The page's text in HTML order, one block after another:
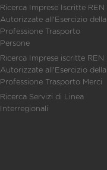
Ricerca Imprese Iscritte REN
Autorizzate all'Esercizio della
Professione Trasporto
Persone
Ricerca Imprese iscritte REN
Autorizzate all'Esercizio della
Professione Trasporto Merci
Ricerca Servizi di Linea
Interregionali